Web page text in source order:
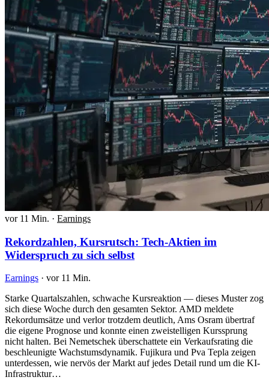
vor 11 Min. · Earnings
Rekordzahlen, Kursrutsch: Tech-Aktien im
Widerspruch zu sich selbst
Earnings · vor 11 Min.
Starke Quartalszahlen, schwache Kursreaktion — dieses Muster zog
sich diese Woche durch den gesamten Sektor. AMD meldete
Rekordumsätze und verlor trotzdem deutlich, Ams Osram übertraf
die eigene Prognose und konnte einen zweistelligen Kurssprung
nicht halten. Bei Nemetschek überschattete ein Verkaufsrating die
beschleunigte Wachstumsdynamik. Fujikura und Pva Tepla zeigen
unterdessen, wie nervös der Markt auf jedes Detail rund um die KI-
Infrastruktur…